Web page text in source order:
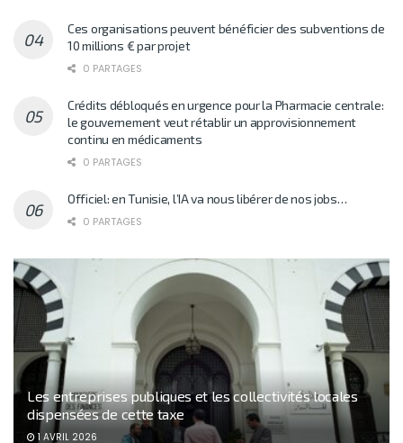
Ces organisations peuvent bénéficier des subventions de
10 millions € par projet
0 PARTAGES
Crédits débloqués en urgence pour la Pharmacie centrale:
le gouvernement veut rétablir un approvisionnement
continu en médicaments
0 PARTAGES
Officiel: en Tunisie, l’IA va nous libérer de nos jobs…
0 PARTAGES
Les entreprises publiques et les collectivités locales
dispensées de cette taxe
1 AVRIL 2026